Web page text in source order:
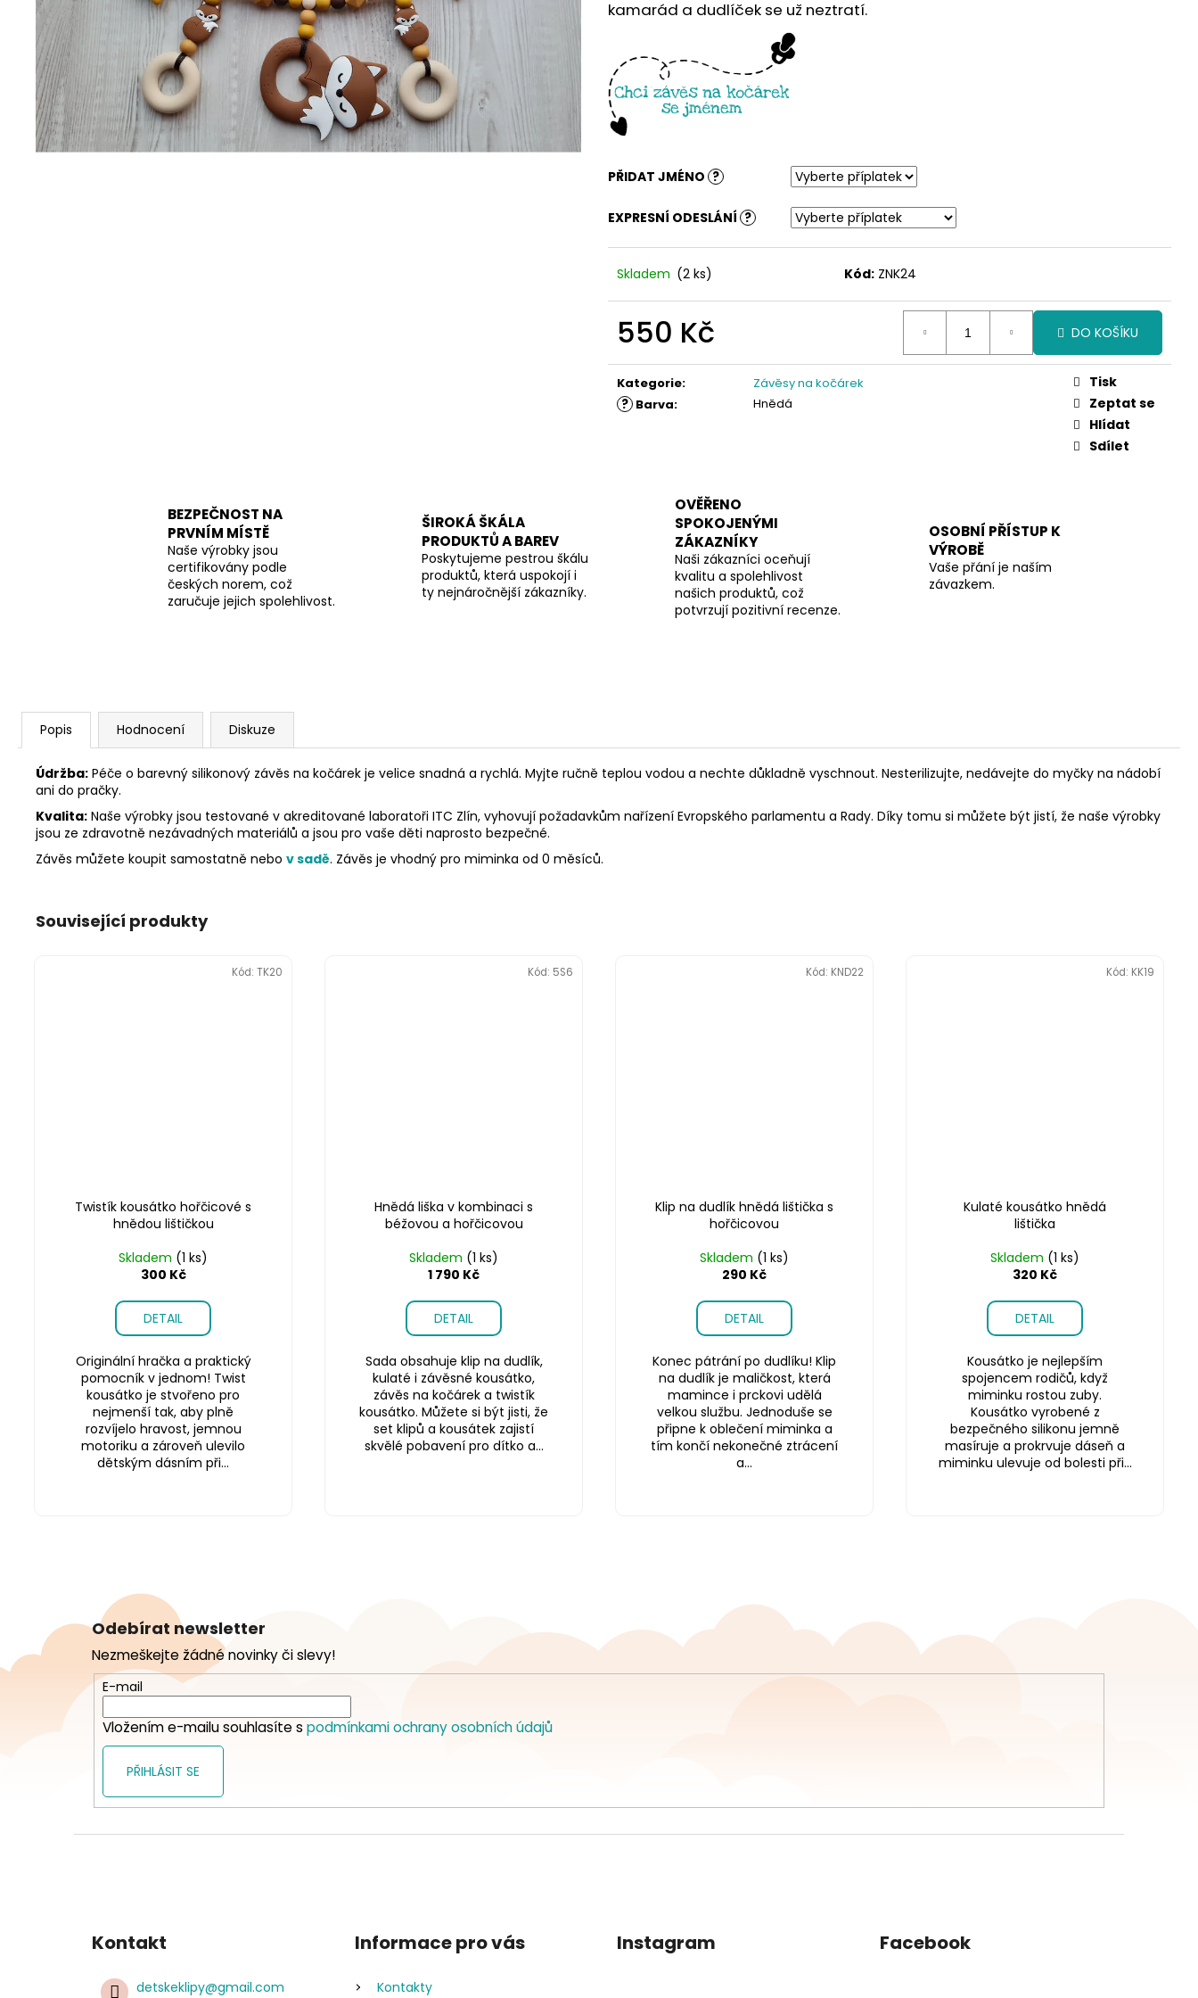
kamarád a dudlíček se už neztratí.
PŘIDAT JMÉNO ?
EXPRESNÍ ODESLÁNÍ ?
Skladem (2 ks) Kód: ZNK24
550 Kč DO KOŠÍKU
Kategorie: Závěsy na kočárek
? Barva: Hnědá
Tisk
Zeptat se
Hlídat
Sdílet
BEZPEČNOST NA
PRVNÍM MÍSTĚ
Naše výrobky jsou
certifikovány podle
českých norem, což
zaručuje jejich spolehlivost.
ŠIROKÁ ŠKÁLA
PRODUKTŮ A BAREV
Poskytujeme pestrou škálu
produktů, která uspokojí i
ty nejnáročnější zákazníky.
OVĚŘENO
SPOKOJENÝMI
ZÁKAZNÍKY
Naši zákazníci oceňují
kvalitu a spolehlivost
našich produktů, což
potvrzují pozitivní recenze.
OSOBNÍ PŘÍSTUP K
VÝROBĚ
Vaše přání je naším
závazkem.
Popis Hodnocení Diskuze
Údržba: Péče o barevný silikonový závěs na kočárek je velice snadná a rychlá. Myjte ručně teplou vodou a nechte důkladně vyschnout. Nesterilizujte, nedávejte do myčky na nádobí
ani do pračky.
Kvalita: Naše výrobky jsou testované v akreditované laboratoři ITC Zlín, vyhovují požadavkům nařízení Evropského parlamentu a Rady. Díky tomu si můžete být jistí, že naše výrobky
jsou ze zdravotně nezávadných materiálů a jsou pro vaše děti naprosto bezpečné.
Závěs můžete koupit samostatně nebo v sadě. Závěs je vhodný pro miminka od 0 měsíců.
Související produkty
Twistík kousátko hořčicové s
hnědou lištičkou
Skladem (1 ks)
300 Kč
DETAIL
Originální hračka a praktický
pomocník v jednom! Twist
kousátko je stvořeno pro
nejmenší tak, aby plně
rozvíjelo hravost, jemnou
motoriku a zároveň ulevilo
dětským dásním při...
Kód: TK20
Hnědá liška v kombinaci s
béžovou a hořčicovou
Skladem (1 ks)
1 790 Kč
DETAIL
Sada obsahuje klip na dudlík,
kulaté i závěsné kousátko,
závěs na kočárek a twistík
kousátko. Můžete si být jisti, že
set klipů a kousátek zajistí
skvělé pobavení pro dítko a...
Kód: 5S6
Klip na dudlík hnědá lištička s
hořčicovou
Skladem (1 ks)
290 Kč
DETAIL
Konec pátrání po dudlíku! Klip
na dudlík je maličkost, která
mamince i prckovi udělá
velkou službu. Jednoduše se
připne k oblečení miminka a
tím končí nekonečné ztrácení
a...
Kód: KND22
Kulaté kousátko hnědá
lištička
Skladem (1 ks)
320 Kč
DETAIL
Kousátko je nejlepším
spojencem rodičů, když
miminku rostou zuby.
Kousátko vyrobené z
bezpečného silikonu jemně
masíruje a prokrvuje dáseň a
miminku ulevuje od bolesti při...
Kód: KK19
a
Odebírat newsletter
Nezmeškejte žádné novinky či slevy!
E-mail
Vložením e-mailu souhlasíte s podmínkami ochrany osobních údajů
PŘIHLÁSIT SE
Kontakt
detskeklipy@gmail.com
Informace pro vás
Kontakty
Instagram Facebook